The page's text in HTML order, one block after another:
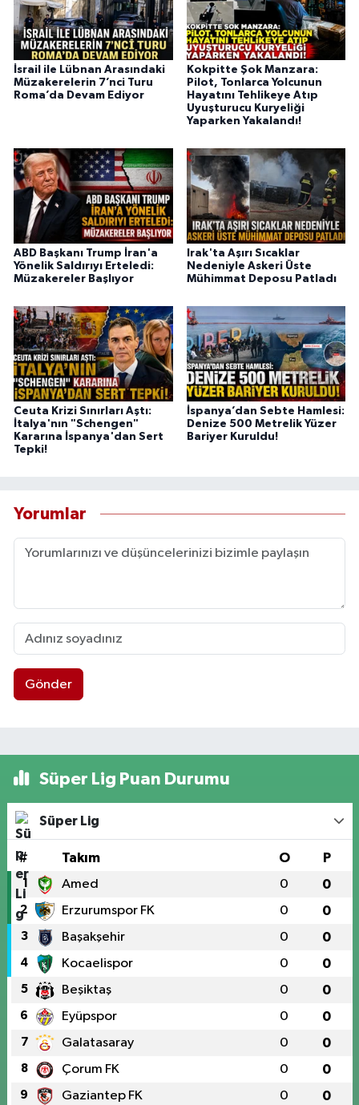
İsrail ile Lübnan Arasındaki
Müzakerelerin 7’nci Turu
Roma’da Devam Ediyor
Kokpitte Şok Manzara:
Pilot, Tonlarca Yolcunun
Hayatını Tehlikeye Atıp
Uyuşturucu Kuryeliği
Yaparken Yakalandı!
ABD Başkanı Trump İran'a
Yönelik Saldırıyı Erteledi:
Müzakereler Başlıyor
Irak'ta Aşırı Sıcaklar
Nedeniyle Askeri Üste
Mühimmat Deposu Patladı
Ceuta Krizi Sınırları Aştı:
İtalya'nın "Schengen"
Kararına İspanya'dan Sert
Tepki!
İspanya’dan Sebte Hamlesi:
Denize 500 Metrelik Yüzer
Bariyer Kuruldu!
Yorumlar
Gönder
Süper Lig Puan Durumu
Süper Lig
# Takım O P
1 Amed 0 0
2 Erzurumspor FK 0 0
3 Başakşehir 0 0
4 Kocaelispor 0 0
5 Beşiktaş 0 0
6 Eyüpspor 0 0
7 Galatasaray 0 0
8 Çorum FK 0 0
9 Gaziantep FK 0 0